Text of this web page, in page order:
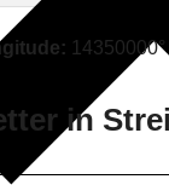
14350000°
in